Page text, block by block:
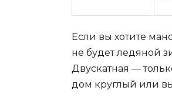
Если вы хотите
не будет ледяной
Двускатная —
дом круглый или